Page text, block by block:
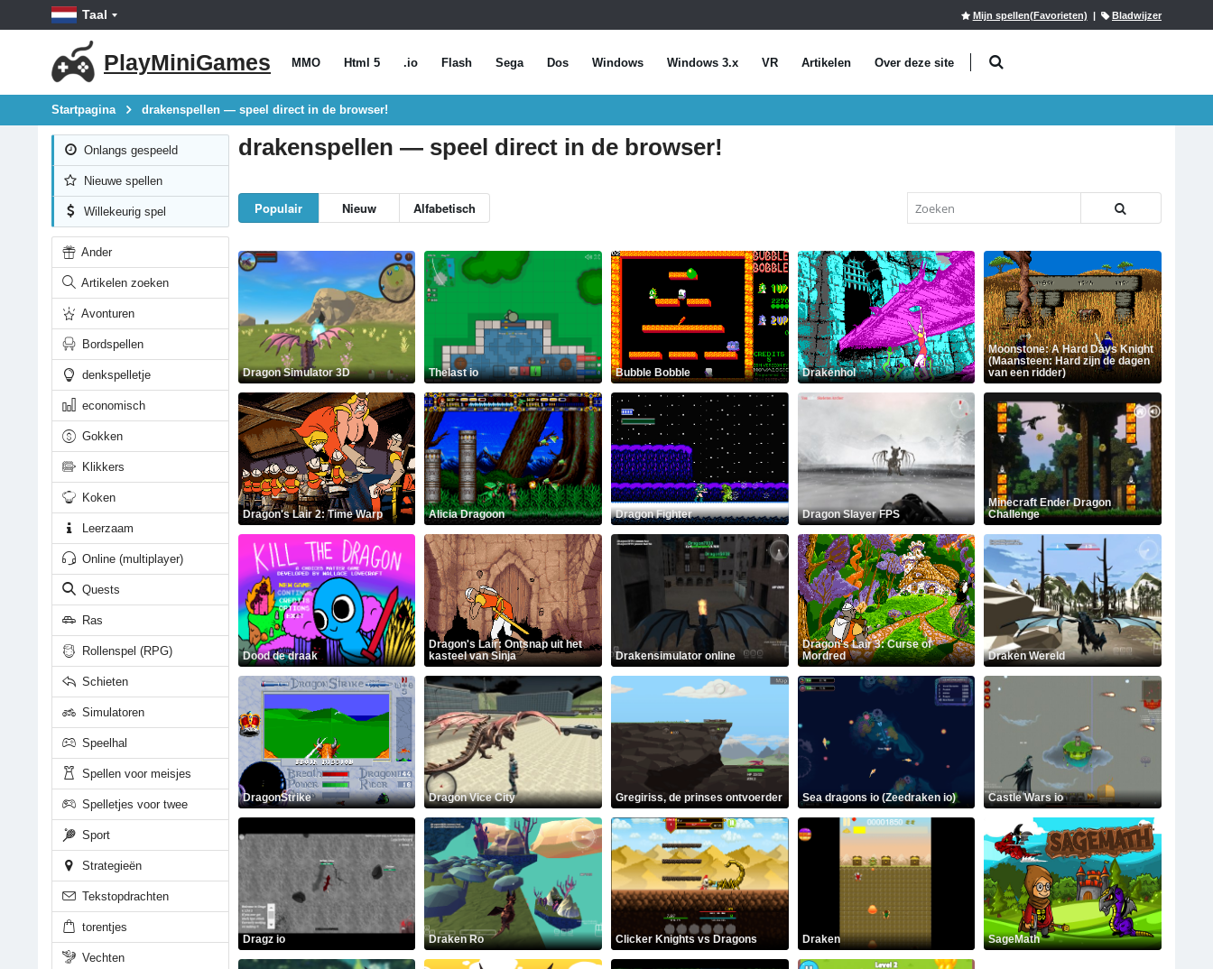
Taal Mijn spellen(Favorieten) | Bladwijzer
PlayMiniGames MMO Html 5 .io Flash Sega Dos Windows Windows 3.x VR Artikelen Over deze site
Startpagina drakenspellen — speel direct in de browser!
Onlangs gespeeld
Nieuwe spellen
Willekeurig spel
Ander
Artikelen zoeken
Avonturen
Bordspellen
denkspelletje
economisch
Gokken
Klikkers
Koken
Leerzaam
Online (multiplayer)
Quests
Ras
Rollenspel (RPG)
Schieten
Simulatoren
Speelhal
Spellen voor meisjes
Spelletjes voor twee
Sport
Strategieën
Tekstopdrachten
torentjes
Vechten
drakenspellen — speel direct in de browser!
Populair Nieuw Alfabetisch
Dragon Simulator 3D Thelast io Bubble Bobble Drakenhol
Moonstone: A Hard Days Knight
(Maansteen: Hard zijn de dagen
van een ridder)
Dragon's Lair 2: Time Warp Alicia Dragoon Dragon Fighter Dragon Slayer FPS
Minecraft Ender Dragon
Challenge
Dood de draak
Dragon's Lair: Ontsnap uit het
kasteel van Sinja
Drakensimulator online
Dragon's Lair 3: Curse of
Mordred
Draken Wereld
DragonStrike Dragon Vice City Gregiriss, de prinses ontvoerder Sea dragons io (Zeedraken io) Castle Wars io
Dragz io Draken Ro Clicker Knights vs Dragons Draken SageMath